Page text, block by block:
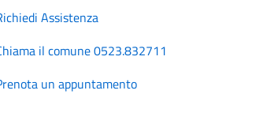
Assistenza
il comune 0523.832711
un appuntamento